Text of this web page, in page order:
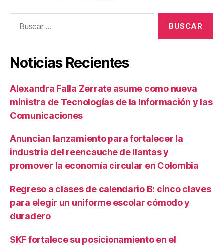
Noticias Recientes
Alexandra Falla Zerrate asume como nueva
ministra de Tecnologías de la Información y las
Comunicaciones
Anuncian lanzamiento para fortalecer la
industria del reencauche de llantas y
promover la economía circular en Colombia
Regreso a clases de calendario B: cinco claves
para elegir un uniforme escolar cómodo y
duradero
SKF fortalece su posicionamiento en el